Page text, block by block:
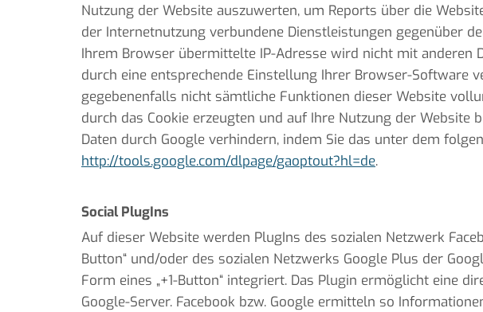
Nutzung der Website auszuwerten, um Reports über die
der Internetnutzung verbundene Dienstleistungen gegenüber
Ihrem Browser übermittelte IP-Adresse wird nicht mit anderen
durch eine entsprechende Einstellung Ihrer Browser-Software
gegebenenfalls nicht sämtliche Funktionen dieser Website
durch das Cookie erzeugten und auf Ihre Nutzung der Website
Daten durch Google verhindern, indem Sie das unter dem
http://tools.google.com/dlpage/gaoptout?hl=de.
Social PlugIns
Auf dieser Website werden PlugIns des sozialen Netzwerk
Button“ und/oder des sozialen Netzwerks Google Plus der
Form eines „+1-Button“ integriert. Das Plugin ermöglicht eine
Google-Server. Facebook bzw. Google ermitteln so